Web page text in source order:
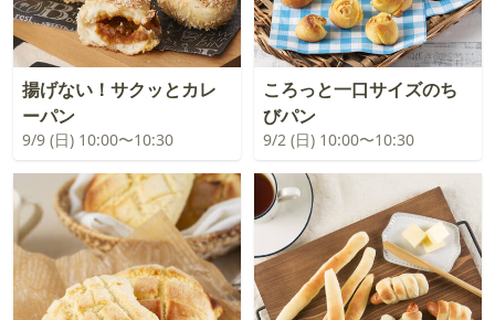
揚げない！サクッとカレ
ーパン
9/9 (日) 10:00〜10:30
ころっと一口サイズのち
びパン
9/2 (日) 10:00〜10:30